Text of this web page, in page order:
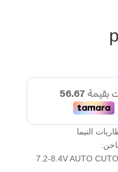
النيما
7.2-8.4V AUTO